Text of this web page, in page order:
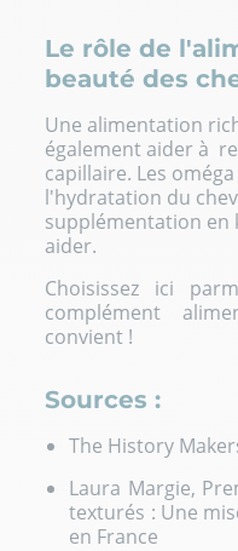
Le rôle de
beauté des
Une alimentation
également aider à
capillaire. Les
l'hydratation du
supplémentation en
aider.
Choisissez ici
complément
convient !
Sources :
The History
Laura Margie,
texturés : Une
en France